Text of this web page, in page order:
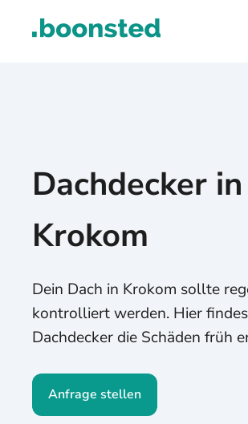
Dachdecker in
Krokom
Dein Dach in Krokom sollte
kontrolliert werden. Hier
Dachdecker die Schäden früh
Anfrage stellen